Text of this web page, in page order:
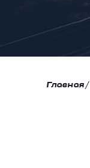
Главная/